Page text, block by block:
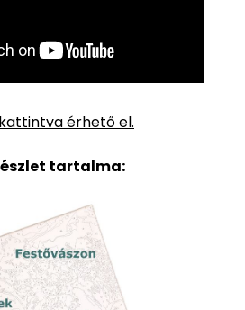
érhető el.
tartalma: